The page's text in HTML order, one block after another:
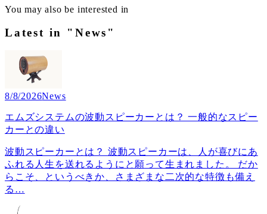
You may also be interested in
Latest in "News"
8/8/2026News
エムズシステムの波動スピーカーとは？ 一般的なスピー
カーとの違い
波動スピーカーとは？ 波動スピーカーは、人が喜びにあ
ふれる人生を送れるようにと願って生まれました。 だか
らこそ、というべきか、さまざまな二次的な特徴も備え
る …